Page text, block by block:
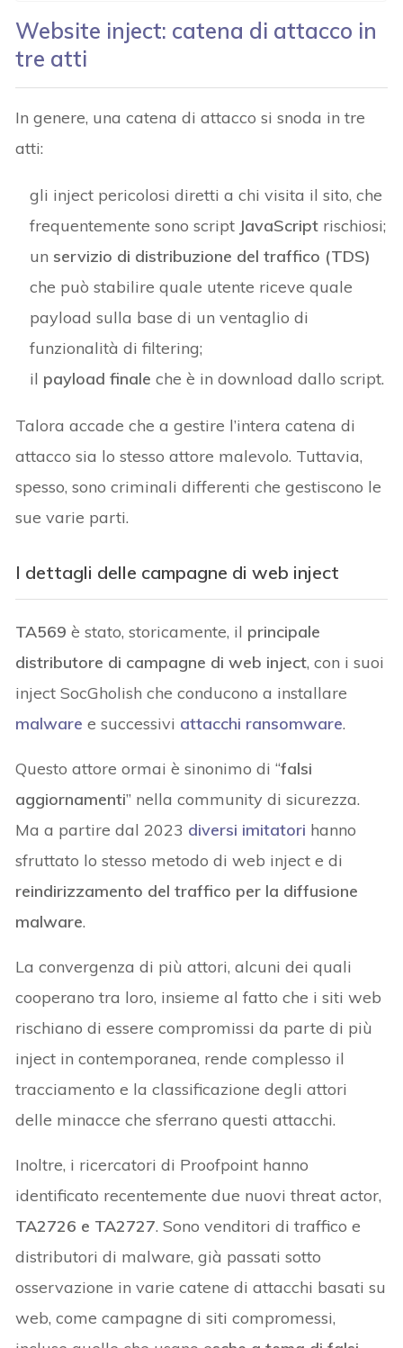
Website inject: catena di attacco in
tre atti
In genere, una catena di attacco si snoda in tre
atti:
gli inject pericolosi diretti a chi visita il sito, che
frequentemente sono script JavaScript rischiosi;
un servizio di distribuzione del traffico (TDS)
che può stabilire quale utente riceve quale
payload sulla base di un ventaglio di
funzionalità di filtering;
il payload finaleche è in download dallo script.
Talora accade che a gestire l’intera catena di
attacco sia lo stesso attore malevolo. Tuttavia,
spesso, sono criminali differenti che gestiscono le
sue varie parti.
I dettagli delle campagne di web inject
TA569 è stato, storicamente, il principale
distributore di campagne di web inject, con i suoi
inject SocGholish che conducono a installare
malware e successivi attacchi ransomware.
Questo attore ormai è sinonimo di “falsi
aggiornamenti” nella community di sicurezza.
Ma a partire dal 2023 diversi imitatori hanno
sfruttato lo stesso metodo di web inject e di
reindirizzamento del traffico per la diffusione
malware.
La convergenza di più attori, alcuni dei quali
cooperano tra loro, insieme al fatto che i siti web
rischiano di essere compromissi da parte di più
inject in contemporanea, rende complesso il
tracciamento e la classificazione degli attori
delle minacce che sferrano questi attacchi.
Inoltre, i ricercatori di Proofpoint hanno
identificato recentemente due nuovi threat actor,
TA2726 e TA2727. Sono venditori di traffico e
distributori di malware, già passati sotto
osservazione in varie catene di attacchi basati su
web, come campagne di siti compromessi,